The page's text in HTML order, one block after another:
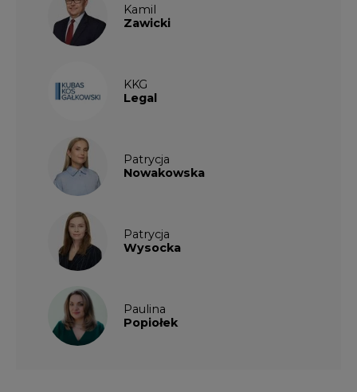
Kamil
Zawicki
KKG
Legal
Patrycja
Nowakowska
Patrycja
Wysocka
Paulina
Popiołek